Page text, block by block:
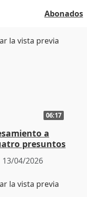
Abonados
06:17
a
presuntos
13/04/2026